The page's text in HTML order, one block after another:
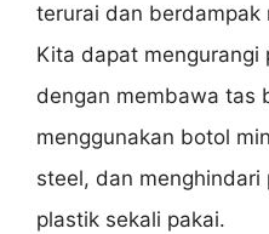
terurai dan berdampak
Kita dapat mengurangi
dengan membawa tas
menggunakan botol
steel, dan menghindari
plastik sekali pakai.